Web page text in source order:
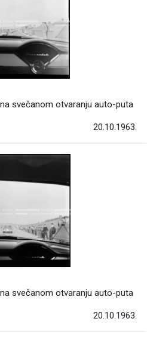
svečanom otvaranju auto-puta
20.10.1963.
svečanom otvaranju auto-puta
20.10.1963.